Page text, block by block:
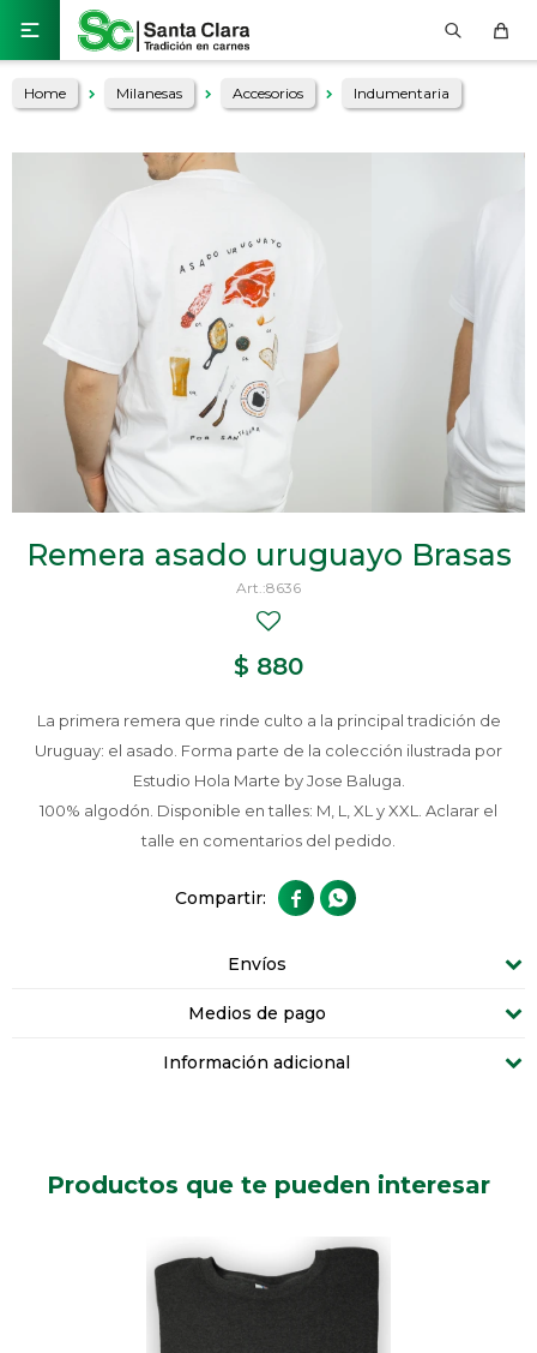

Home Milanesas Accesorios Indumentaria
Remera asado uruguayo Brasas
8636
$ 880
La primera remera que rinde culto a la principal tradición de
Uruguay: el asado. Forma parte de la colección ilustrada por
Estudio Hola Marte by Jose Baluga.
100% algodón. Disponible en talles: M, L, XL y XXL. Aclarar el
talle en comentarios del pedido.
 
Envíos
Medios de pago
Información adicional
Productos que te pueden interesar